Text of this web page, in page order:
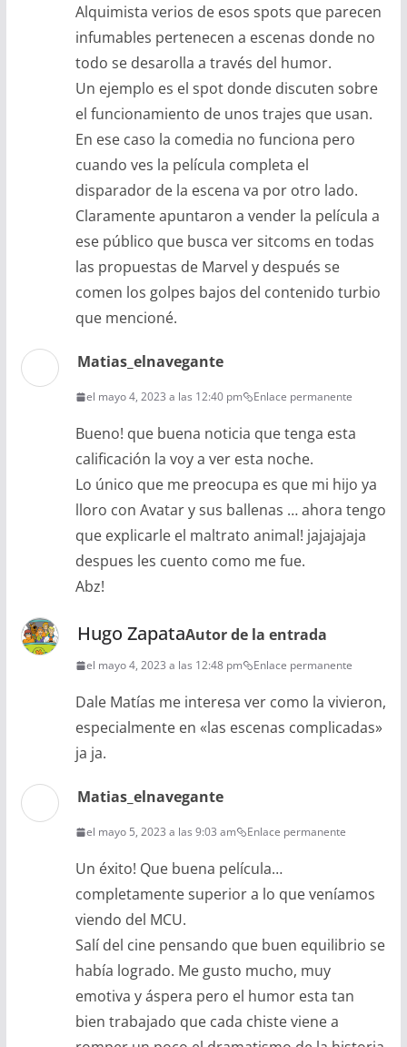
Alquimista verios de esos spots que parecen
infumables pertenecen a escenas donde no
todo se desarolla a través del humor.
Un ejemplo es el spot donde discuten sobre
el funcionamiento de unos trajes que usan.
En ese caso la comedia no funciona pero
cuando ves la película completa el
disparador de la escena va por otro lado.
Claramente apuntaron a vender la película a
ese público que busca ver sitcoms en todas
las propuestas de Marvel y después se
comen los golpes bajos del contenido turbio
que mencioné.
Matias_elnavegante
el mayo 4, 2023 a las 12:40 pm Enlace permanente
Bueno! que buena noticia que tenga esta
calificación la voy a ver esta noche.
Lo único que me preocupa es que mi hijo ya
lloro con Avatar y sus ballenas … ahora tengo
que explicarle el maltrato animal! jajajajaja
despues les cuento como me fue.
Abz!
Hugo ZapataAutor de la entrada
el mayo 4, 2023 a las 12:48 pm Enlace permanente
Dale Matías me interesa ver como la vivieron,
especialmente en «las escenas complicadas»
ja ja.
Matias_elnavegante
el mayo 5, 2023 a las 9:03 am Enlace permanente
Un éxito! Que buena película…
completamente superior a lo que veníamos
viendo del MCU.
Salí del cine pensando que buen equilibrio se
había logrado. Me gusto mucho, muy
emotiva y áspera pero el humor esta tan
bien trabajado que cada chiste viene a